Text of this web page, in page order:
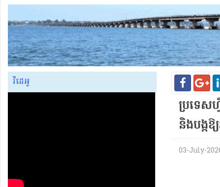
វីដេអូ
ប្រទេស
និងបង្ក
03-July-